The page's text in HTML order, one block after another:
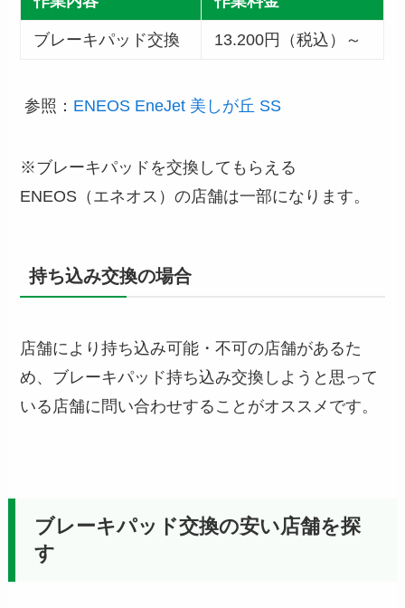
ブレーキパッド交換 13.200円（税込）～
参照： ENEOS EneJet 美しが丘 SS
※ブレーキパッドを交換してもらえる
ENEOS（エネオス）の店舗は一部になります。
持ち込み交換の場合
店舗により持ち込み可能・不可の店舗があるた
め、ブレーキパッド持ち込み交換しようと思って
いる店舗に問い合わせすることがオススメです。
ブレーキパッド交換の安い店舗を探
す